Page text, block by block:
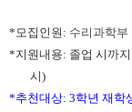
*모집인원 : 수리과학부
*지원내용: 졸업 시까
시)
*추천대상: 3학년 재학